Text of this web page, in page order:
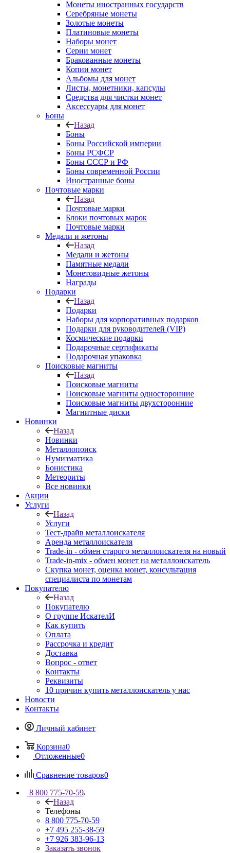
Монеты иностранных государств
Серебряные монеты
Золотые монеты
Платиновые монеты
Наборы монет
Серии монет
Бракованные монеты
Копии монет
Альбомы для монет
Листы, монетники, капсулы
Средства для чистки монет
Аксессуары для монет
Боны
Назад
Боны
Боны Российской империи
Боны РСФСР
Боны СССР и РФ
Боны современной России
Иностранные боны
Почтовые марки
Назад
Почтовые марки
Блоки почтовых марок
Почтовые марки
Медали и жетоны
Назад
Медали и жетоны
Памятные медали
Монетовидные жетоны
Награды
Подарки
Назад
Подарки
Наборы для корпоративных подарков
Подарки для руководителей (VIP)
Космические подарки
Подарочные сертификаты
Подарочная упаковка
Поисковые магниты
Назад
Поисковые магниты
Поисковые магниты односторонние
Поисковые магниты двухсторонние
Магнитные диски
Новинки
Назад
Новинки
Металлопоиск
Нумизматика
Бонистика
Метеориты
Все новинки
Акции
Услуги
Назад
Услуги
Тест-драйв металлоискателя
Аренда металлоискателя
Trade-in - обмен старого металлоискателя на новый
Trade-in-mix - обмен монет на металлоискатель
Скупка монет, оценка монет, консультация
специалиста по монетам
Покупателю
Назад
Покупателю
О группе ИскателИ
Как купить
Оплата
Рассрочка и кредит
Доставка
Вопрос - ответ
Контакты
Реквизиты
10 причин купить металлоискатель у нас
Новости
Контакты
Личный кабинет
Корзина0
Отложенные0
Сравнение товаров0
8 800 775-70-59
Назад
Телефоны
8 800 775-70-59
+7 495 255-38-59
+7 926 383-96-13
Заказать звонок